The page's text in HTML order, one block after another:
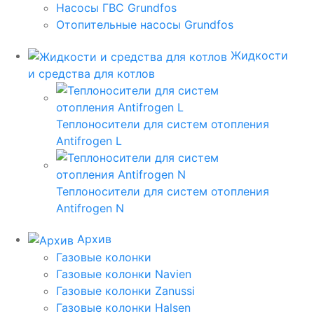
Насосы ГВС Grundfos
Отопительные насосы Grundfos
Жидкости
и средства для котлов
Теплоносители для систем отопления
Antifrogen L
Теплоносители для систем отопления
Antifrogen N
Архив
Газовые колонки
Газовые колонки Navien
Газовые колонки Zanussi
Газовые колонки Halsen